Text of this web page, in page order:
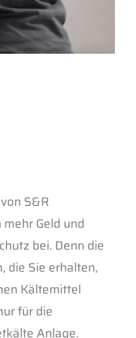
S&R
Geld und
bei. Denn die
Sie erhalten,
Kältemittel
für die